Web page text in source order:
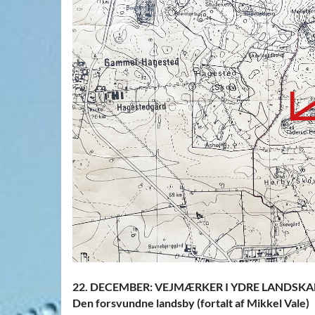
22. DECEMBER: VEJMÆRKER I YDRE
Den forsvundne landsby (fortalt af Mikkel Vale)